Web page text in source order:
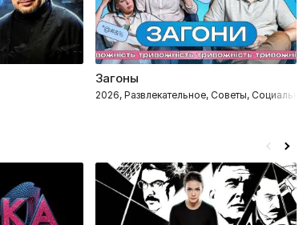
Загоны
2026, Развлекательное, Советы, Социальные